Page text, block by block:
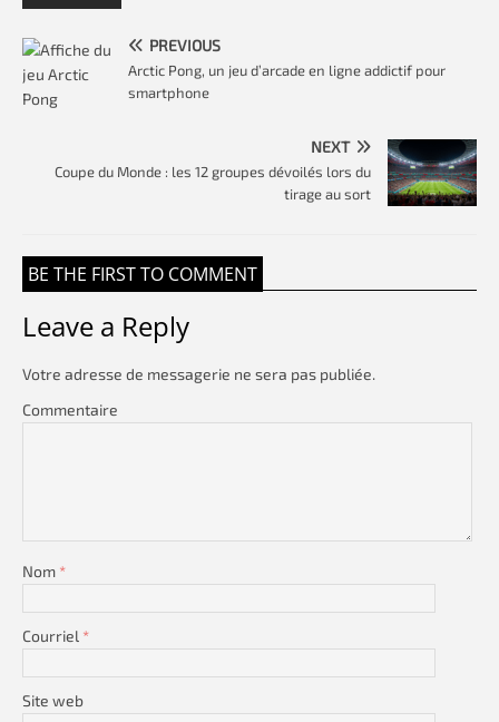
PREVIOUS
Arctic Pong, un jeu d’arcade en ligne addictif pour
smartphone
NEXT
Coupe du Monde : les 12 groupes dévoilés lors du
tirage au sort
BE THE FIRST TO COMMENT
Leave a Reply
Votre adresse de messagerie ne sera pas publiée.
Commentaire
Nom *
Courriel *
Site web